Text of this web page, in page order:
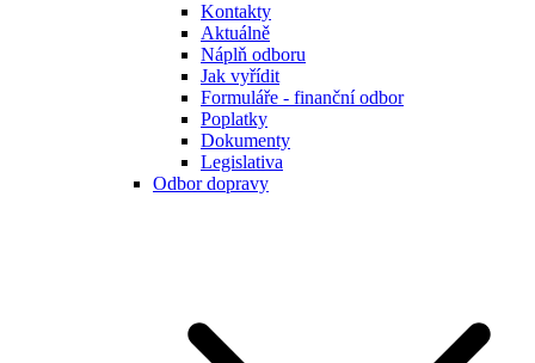
Kontakty
Aktuálně
Náplň odboru
Jak vyřídit
Formuláře - finanční odbor
Poplatky
Dokumenty
Legislativa
Odbor dopravy